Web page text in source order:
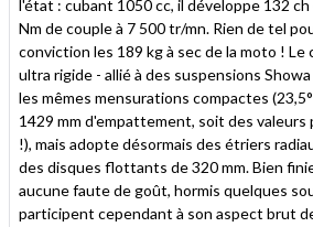
l'état : cubant 1050 cc, il développe 132
Nm de couple à 7 500 tr/mn. Rien de tel
conviction les 189 kg à sec de la moto ! Le
ultra rigide - allié à des suspensions
les mêmes mensurations compactes
1429 mm d'empattement, soit des
!), mais adopte désormais des étriers
des disques flottants de 320 mm. Bien
aucune faute de goût, hormis quelques
participent cependant à son aspect brut